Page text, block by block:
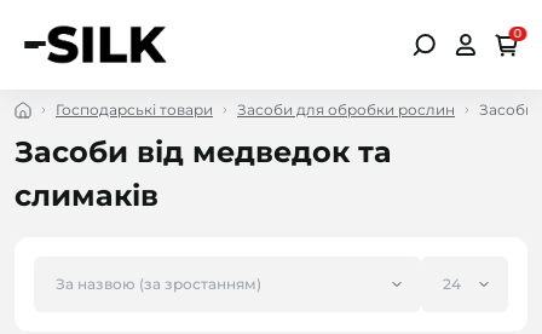
0
Господарські товари Засоби для обробки рослин Засоби
Засоби від медведок та
слимаків